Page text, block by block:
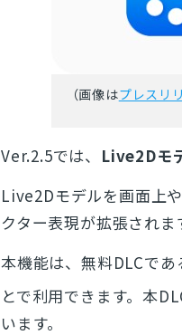
（画像はプレスリ
Ver.2.5では、 Live2Dモ
Live2Dモデルを画面上
クター表現が拡張されま
本機能は、無料DLCであ
とで利用できます。本
います。